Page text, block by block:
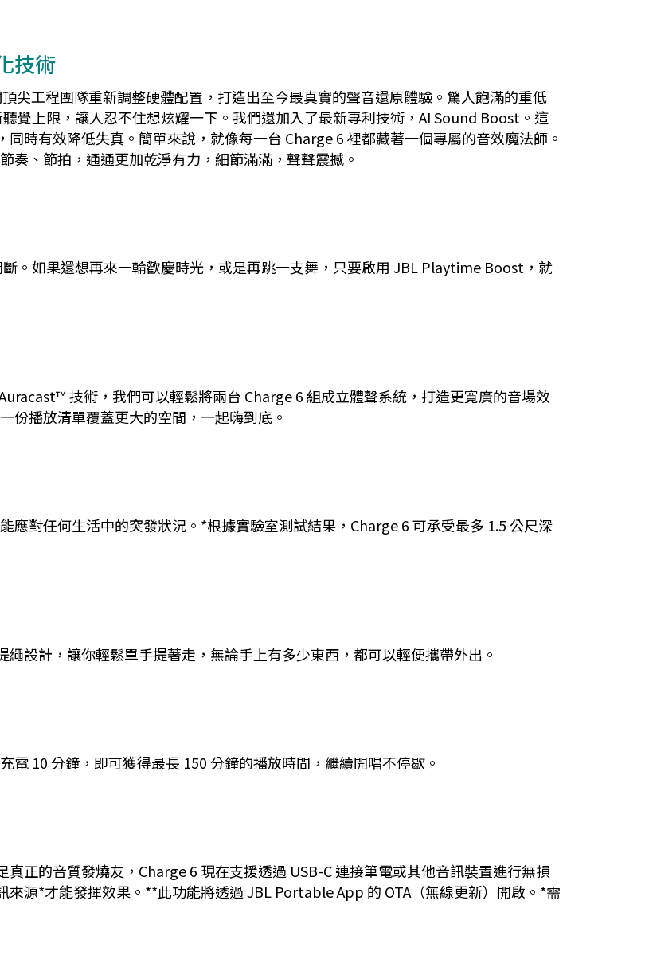
技術
尖工程團隊重新調整硬體配置，打造出至今最真實的聲音還原體驗。驚人飽滿的重低
覺上限，讓人忍不住想炫耀一下。我們還加入了最新專利技術，AI Sound Boost。這
時有效降低失真。簡單來說，就像每一台 Charge 6 裡都藏著一個專屬的音效魔法師。
奏、節拍，通通更加乾淨有力，細節滿滿，聲聲震撼。
。如果還想再來一輪歡慶時光，或是再跳一支舞，只要啟用 JBL Playtime Boost，就
技術，我們可以輕鬆將兩台 Charge 6 組成立體聲系統，打造更寬廣的音場效
份播放清單覆蓋更大的空間，一起嗨到底。
應對任何生活中的突發狀況。*根據實驗室測試結果，Charge 6 可承受最多 1.5 公尺深
設計，讓你輕鬆單手提著走，無論手上有多少東西，都可以輕便攜帶外出。
10 分鐘，即可獲得最長 150 分鐘的播放時間，繼續開唱不停歇。
正的音質發燒友，Charge 6 現在支援透過 USB-C 連接筆電或其他音訊裝置進行無損
源*才能發揮效果。**此功能將透過 JBL Portable App 的 OTA（無線更新）開啟。*需